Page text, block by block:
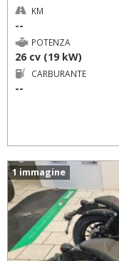
KM
--
POTENZA
26 cv (19 kW)
CARBURANTE
--
1 immagine